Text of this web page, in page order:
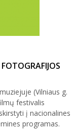
(Vilniaus g.
festivalis
į nacionalines
programas.